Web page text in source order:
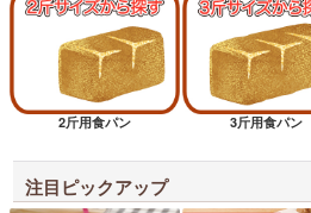
2斤用食パン 3斤用食パン
注目ピックアップ